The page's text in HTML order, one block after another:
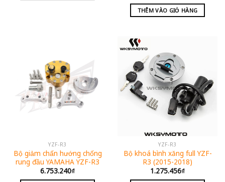
THÊM VÀO GIỎ HÀNG
YZF-R3
Bộ giảm chấn hướng chống
rung đầu YAMAHA YZF-R3
6.753.240₫
YZF-R3
Bộ khoá bình xăng full YZF-
R3 (2015-2018)
1.275.456₫